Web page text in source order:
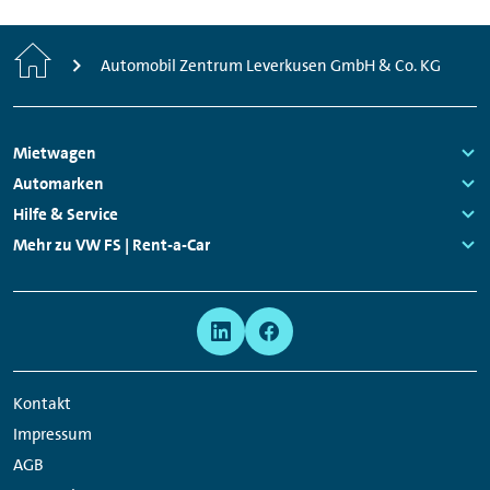
Start Automobil Zentrum Leverkusen GmbH & Co. KG
Footer
Navigation
Mietwagen
Links:
Automarken
Links:
Hilfe & Service
Links:
Mehr zu VW FS | Rent-a-Car
Kontakt
Impressum
AGB
Network
Links